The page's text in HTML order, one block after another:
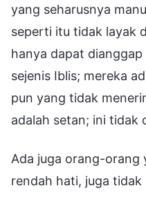
Ada juga orang-orang
rendah hati, juga